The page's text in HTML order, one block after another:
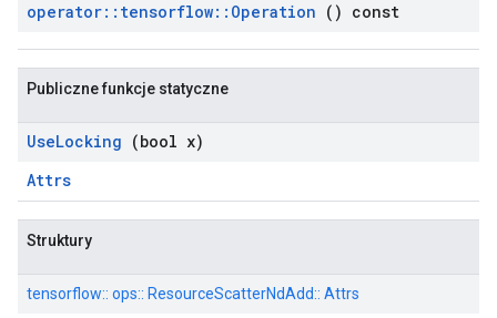
operator:: tensorflow:: Operation () const
Publiczne funkcje statyczne
UseLocking (bool x)
Attrs
Struktury
tensorflow:: ops:: ResourceScatterNdAdd:: Attrs